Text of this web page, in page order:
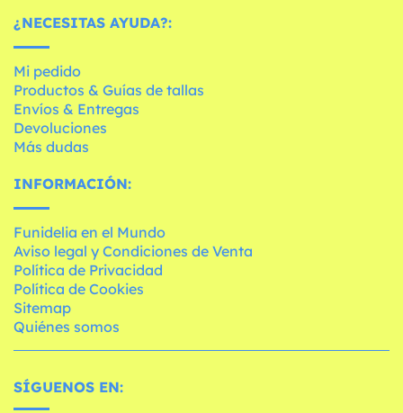
¿NECESITAS AYUDA?:
Mi pedido
Productos & Guías de tallas
Envíos & Entregas
Devoluciones
Más dudas
INFORMACIÓN:
Funidelia en el Mundo
Aviso legal y Condiciones de Venta
Política de Privacidad
Política de Cookies
Sitemap
Quiénes somos
SÍGUENOS EN: